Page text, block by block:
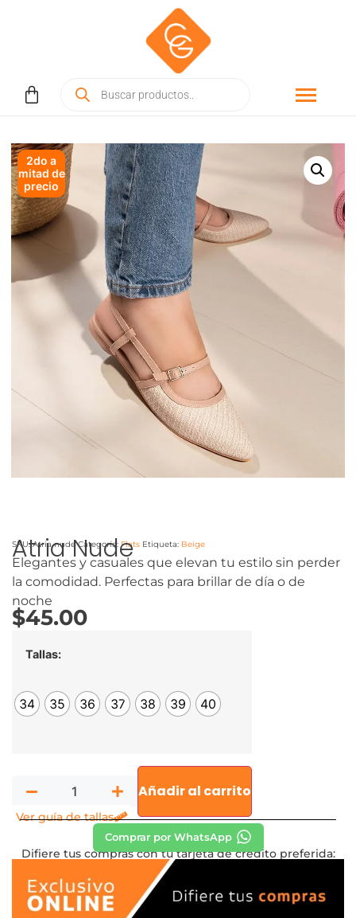
2do a
mitad de
precio
SKU:Atria nude Categoría:Flats Etiqueta: Beige
Atria Nude
Elegantes y casuales que elevan tu estilo sin perder
la comodidad. Perfectas para brillar de día o de
noche
$45.00
Tallas:
34 35 36 37 38 39 40
Añadir al carrito
Ver guía de tallas
Comprar por WhatsApp
Difiere tus compras con tu tarjeta de crédito preferida: